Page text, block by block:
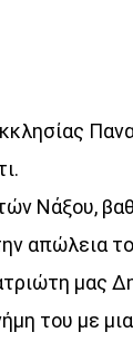
Τραγούδια
Νάξου,
απώλεια
μας
του με